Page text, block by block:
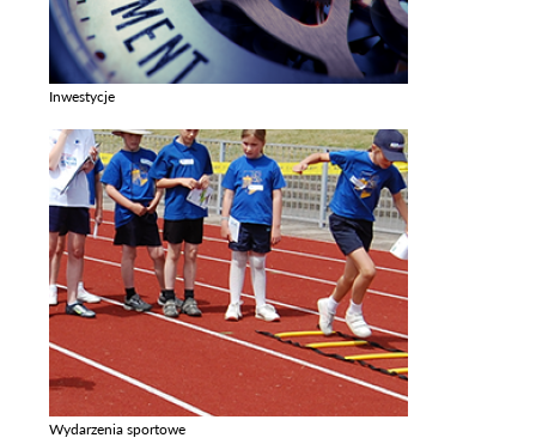
Inwestycje
Wydarzenia sportowe